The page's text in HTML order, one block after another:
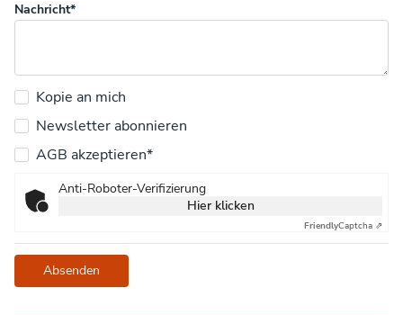
Nachricht*
Kopie an mich
Newsletter abonnieren
AGB akzeptieren*
Anti-Roboter-Verifizierung
Hier klicken
FriendlyCaptcha ⇗
Absenden